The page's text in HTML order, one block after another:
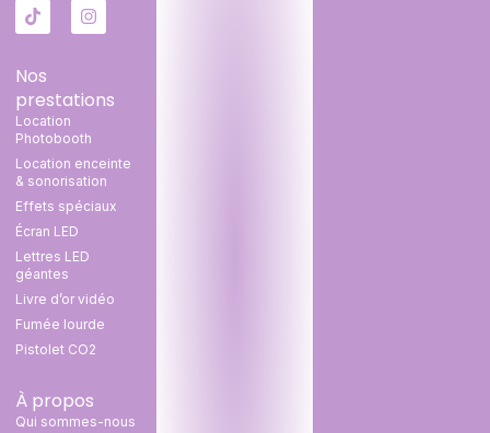
Nos
prestations
Location
Photobooth
Location enceinte
& sonorisation
Effets spéciaux
Écran LED
Lettres LED
géantes
Livre d’or vidéo
Fumée lourde
Pistolet CO2
À propos
Qui sommes-nous